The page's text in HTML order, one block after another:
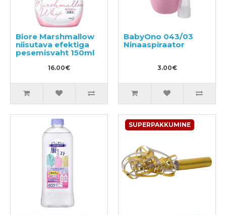
Biore Marshmallow
niisutava efektiga
pesemisvaht 150ml
16.00€
BabyOno 043/03
Ninaaspiraator
3.00€
SUPERPAKKUMINE